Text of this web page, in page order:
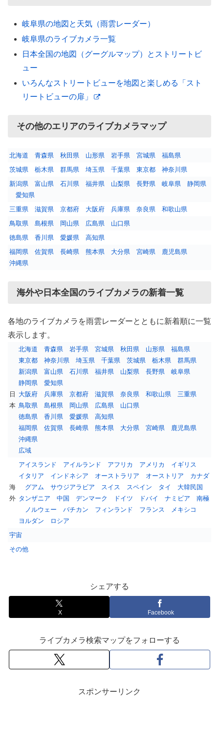
岐阜県の地図と天気（雨雲レーダー）
岐阜県のライブカメラ一覧
日本全国の地図（グーグルマップ）とストリートビ
ュー
いろんなストリートビューを地図と楽しめる「スト
リートビューの扉」
その他のエリアのライブカメラマップ
北海道 青森県 秋田県 山形県 岩手県 宮城県
福島県
茨城県
栃木県 群馬県 埼玉県 千葉県 東京都
神奈川県
新潟県
富山県 石川県 福井県 山梨県 長野県 岐阜県
静岡県
愛知県
三重県
滋賀県 京都府 大阪府 兵庫県 奈良県
和歌山県
鳥取県
島根県 岡山県 広島県
山口県
徳島県
香川県 愛媛県
高知県
福岡県
佐賀県 長崎県 熊本県 大分県 宮崎県
鹿児島県
沖縄県
海外や日本全国のライブカメラの新着一覧
各地のライブカメラを雨雲レーダーとともに新着順に一覧
表示します。
日
本
北海道 青森県 岩手県 宮城県 秋田県 山形県
福島県
東京都
神奈川県 埼玉県 千葉県 茨城県 栃木県
群馬県
新潟県
富山県 石川県 福井県 山梨県 長野県
岐阜県
静岡県
愛知県
大阪府
兵庫県 京都府 滋賀県 奈良県 和歌山県
三重県
鳥取県
島根県 岡山県 広島県
山口県
徳島県
香川県 愛媛県
高知県
福岡県
佐賀県 長崎県 熊本県 大分県 宮崎県
鹿児島県
沖縄県
広域
海
外
アイスランド アイルランド アフリカ アメリカ
イギリス
イタリア
インドネシア オーストラリア オーストリア
カナダ
グアム
サウジアラビア スイス スペイン タイ
大韓民国
タンザニア
中国 デンマーク ドイツ ドバイ ナミビア
南極
ノルウェー
バチカン フィンランド フランス
メキシコ
ヨルダン
ロシア
宇宙
その他
シェアする
X Facebook
ライブカメラ検索マップをフォローする
スポンサーリンク